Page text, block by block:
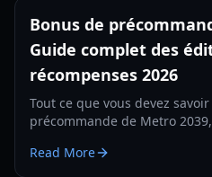
Bonus de
Guide complet des
récompenses 2026
Tout ce que vous devez
précommande de Metro
récompenses physiques pour
Read More